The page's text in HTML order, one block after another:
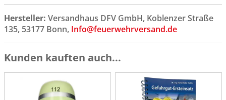
Hersteller: Versandhaus DFV GmbH, Koblenzer Straße
135, 53177 Bonn, Info@feuerwehrversand.de
Kunden kauften auch...